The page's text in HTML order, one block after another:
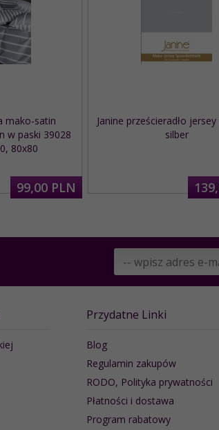
mako-satin
w paski 39028
80x80
99,00 PLN
Janine prześcieradło
silber
139,
Przydatne Linki
Blog
Regulamin zakupów
RODO, Polityka prywatności
Płatności i dostawa
Program rabatowy